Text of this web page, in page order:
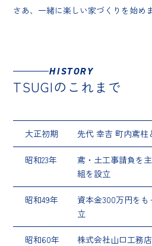
さあ、一緒に楽しい家づくりを始め
HISTORY
TSUGIのこれまで
大正初期 先代 幸吉 町内鳶柱
昭和23年
鳶・土工事請負を
組を設立
昭和49年
資本金300万円を
立
昭和60年
株式会社山口工務